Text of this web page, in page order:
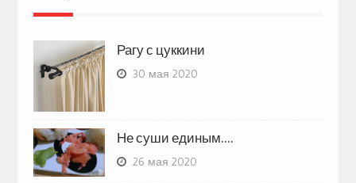
Рагу с цуккини
30 мая 2020
Не суши единым….
26 мая 2020